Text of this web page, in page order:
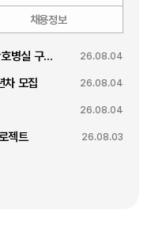
대구파티마병원, 통합집중간호병실 구축 축복식 26.08.04
차 모집 26.08.04
26.08.04
젝트 26.08.03
채용정보